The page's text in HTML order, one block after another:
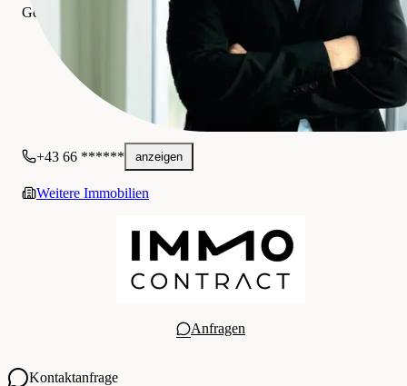
Gewerblich
+43 66 ****** anzeigen
Weitere Immobilien
Anfragen
Kontaktanfrage